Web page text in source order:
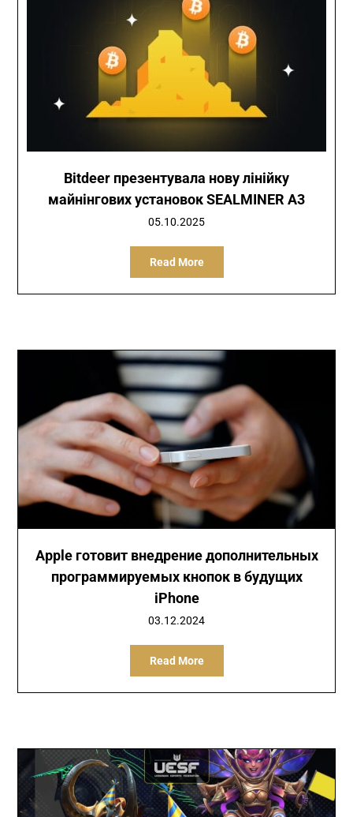
Bitdeer презентувала нову лінійку
майнінгових установок SEALMINER A3
05.10.2025
Read More
Apple готовит внедрение дополнительных
программируемых кнопок в будущих
iPhone
03.12.2024
Read More